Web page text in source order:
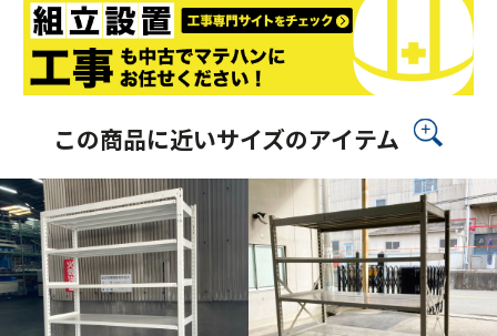
この商品に近いサイズのアイテム